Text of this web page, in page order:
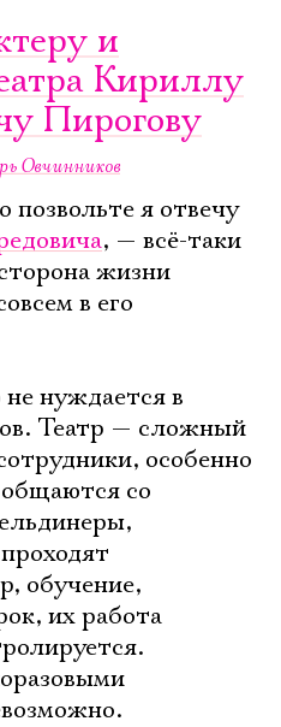
и
Кириллу
Пирогову
Овчинников
позвольте я отвечу
, — всё-таки
жизни
в его
нуждается в
Театр — сложный
особенно
со
обучение,
их работа